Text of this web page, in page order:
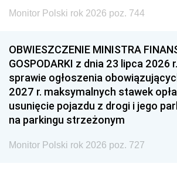
Monitor Polski rok 2026 poz. 744
OBWIESZCZENIE MINISTRA
GOSPODARKI z dnia 23 lipca 2026
sprawie ogłoszenia
2027 r. maksymalnych stawek
usunięcie pojazdu z drogi i jego
na parkingu strzeżonym
Monitor Polski rok 2026 poz. 727